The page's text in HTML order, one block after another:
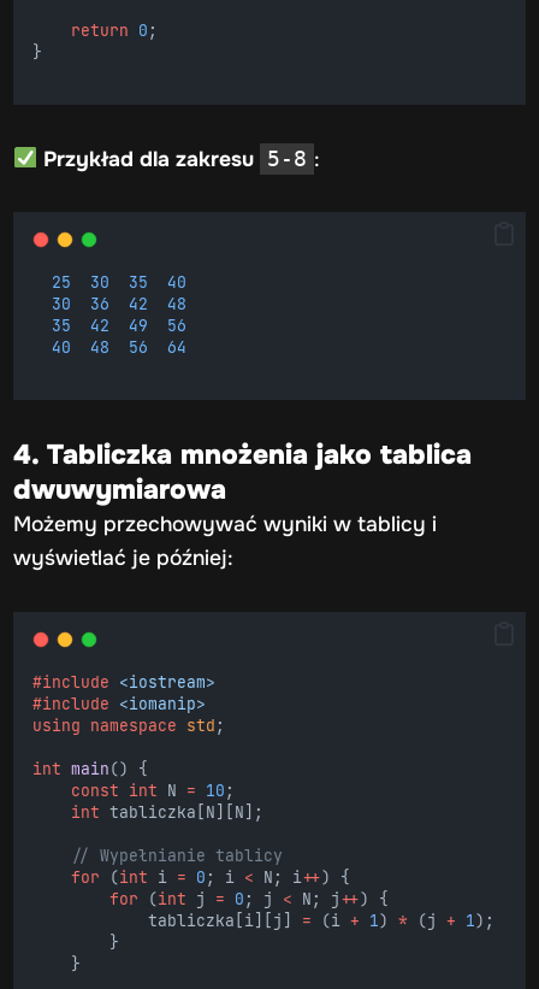
return 0 ;
}
Przykład dla zakresu 5-8 :
25 30 35
40
30
36 42
48
35
42 49
56
40
48 56 64
4. Tabliczka mnożenia jako tablica
dwuwymiarowa
Możemy przechowywać wyniki w tablicy i
wyświetlać je później:
#include <iostream>
#include <iomanip>
using namespace std ;
int main() {
const int N = 10 ;
int tabliczka[N][N];
    // Wypełnianie tablicy
for (int i = 0 ; i < N; i++) {
for (int j = 0 ; j < N; j++) {
            tabliczka[i][j]
= (i + 1) * (j + 1);
        }
    }